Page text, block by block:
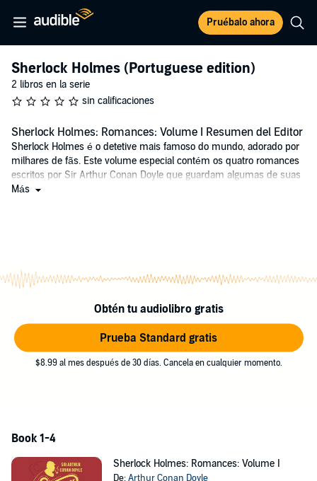
Pruébalo ahora
Sherlock Holmes (Portuguese edition)
2 libros en la serie
sin calificaciones
Sherlock Holmes: Romances: Volume I Resumen del Editor
Sherlock Holmes é o detetive mais famoso do mundo, adorado por
milhares de fãs. Este volume especial contém os quatro romances
escritos por Sir Arthur Conan Doyle que guardam algumas de suas
histórias mais famosas e queridas: Um estudo em vermelho, O
Más
Obtén tu audiolibro gratis
Prueba Standard gratis
$8.99 al mes después de 30 días. Cancela en cualquier momento.
Book 1-4
Sherlock Holmes: Romances: Volume I
De:Arthur Conan Doyle